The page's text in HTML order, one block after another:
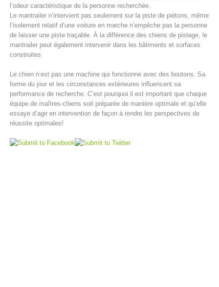
l’odeur caractéristique de la personne recherchée.
Le mantrailer n’intervient pas seulement sur la piste de piétons, même
l’isolement relatif d’une voiture en marche n’empêche pas la personne
de laisser une piste traçable. À la différence des chiens de pistage, le
mantrailer peut également intervenir dans les bâtiments et surfaces
construites
Le chien n’est pas une machine qui fonctionne avec des boutons. Sa
forme du jour et les circonstances extérieures influencent sa
performance de recherche. C’est pourquoi il est important que chaque
équipe de maîtres-chiens soit préparée de manière optimale et qu’elle
essaye d’agir en intervention de façon à rendre les perspectives de
réussite optimales!